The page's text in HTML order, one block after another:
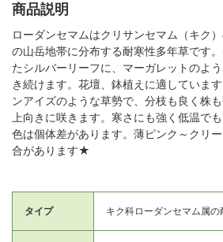
商品説明
ローダンセマムはクリサンセマム（キク
の山岳地帯に分布する耐寒性多年草です
たシルバーリーフに、マーガレットのよ
き続けます。花壇、鉢植えに適していま
ンアイズのような草勢で、分枝も良く株
上向きに咲きます。寒さにも強く低温で
色は個体差があります。薄ピンク～クリ
合があります★
タイプ キク科ローダンセマム属